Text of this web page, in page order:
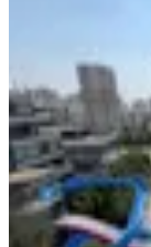
emlak atlasıSeymen